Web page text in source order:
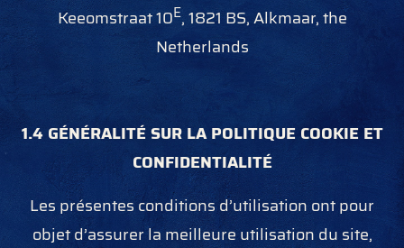
Keeomstraat 10E, 1821 BS, Alkmaar, the
Netherlands
1.4 GÉNÉRALITÉ SUR LA POLITIQUE COOKIE ET
CONFIDENTIALITÉ
Les présentes conditions d’utilisation ont pour
objet d’assurer la meilleure utilisation du site,